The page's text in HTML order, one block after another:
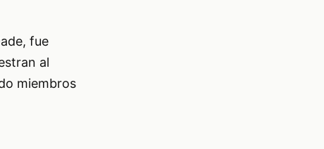
fue
al
miembros